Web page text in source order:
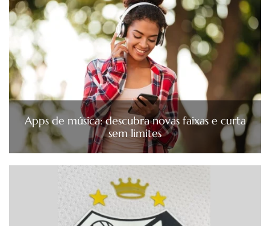
Apps de música: descubra novas faixas e curta
sem limites